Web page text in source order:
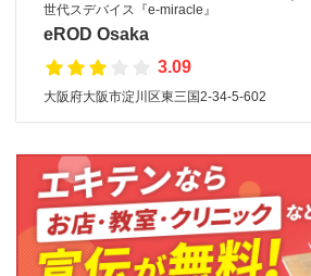
世代スデバイス『e-miracle』
eROD Osaka
3.09
大阪府大阪市淀川区東三国2-34-5-602